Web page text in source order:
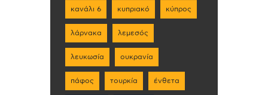
κανάλι 6 κυπριακό κύπρος
λάρνακα λεμεσός
λευκωσία ουκρανία
πάφος τουρκία ένθετα